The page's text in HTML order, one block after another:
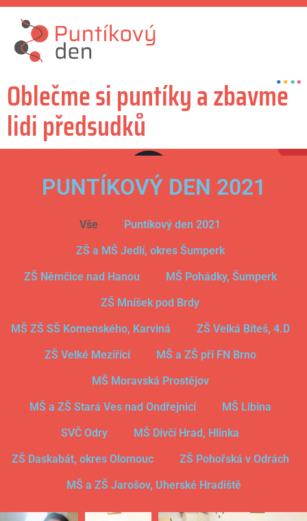
Oblečme si puntíky a zbavme
lidi předsudků
PUNTÍKOVÝ DEN 2021
Vše
Puntíkový den 2021
ZŠ a MŠ Jedlí, okres Šumperk
ZŠ Němčice nad Hanou
MŠ Pohádky, Šumperk
ZŠ Mníšek pod Brdy
MŠ ZŠ SŠ Komenského, Karviná
ZŠ Velká Bíteš, 4.D
ZŠ Velké Meziřící
MŠ a ZŠ při FN Brno
MŠ Moravská Prostějov
MŠ a ZŠ Stará Ves nad Ondřejnicí
MŠ Libina
SVČ Odry
MŠ Dívčí Hrad, Hlinka
ZŠ Daskabát, okres Olomouc
ZŠ Pohořská v Odrách
MŠ a ZŠ Jarošov, Uherské Hradiště